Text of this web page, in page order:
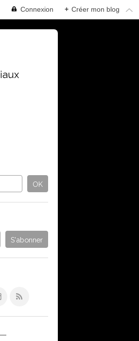
Connexion + Créer mon blog
Cliquer sur la photo ou